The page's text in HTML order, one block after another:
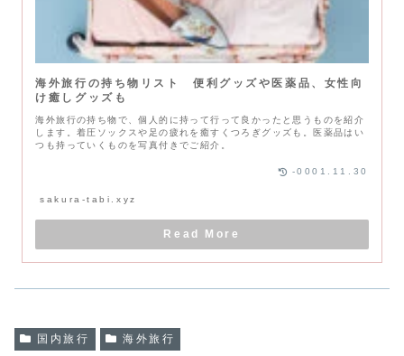
海外旅行の持ち物リスト 便利グッズや医薬品、女性向
け癒しグッズも
海外旅行の持ち物で、個人的に持って行って良かったと思うものを紹介
します。着圧ソックスや足の疲れを癒すくつろぎグッズも。医薬品はい
つも持っていくものを写真付きでご紹介。
sakura-tabi.xyz
-0001.11.30
国内旅行 海外旅行